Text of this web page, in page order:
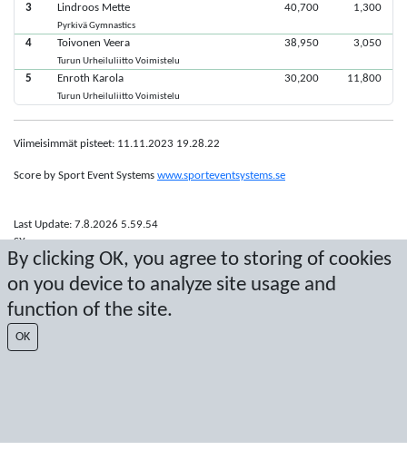
By clicking OK, you agree to storing of cookies
on you device to analyze site usage and
function of the site.
OK
3 Lindroos Mette
Pyrkivä Gymnastics
40,700 1,300
4 Toivonen Veera
Turun Urheiluliitto Voimistelu
38,950 3,050
5 Enroth Karola
Turun Urheiluliitto Voimistelu
30,200 11,800
Viimeisimmät pisteet: 11.11.2023 19.28.22
Score by Sport Event Systems www.sporteventsystems.se
Last Update: 7.8.2026 5.59.54
SX
© 2026 Sport Event Systems/TH Systems AB. All content and data are
protected by copyright. No copying or redistribution allowed without prior
written permission.